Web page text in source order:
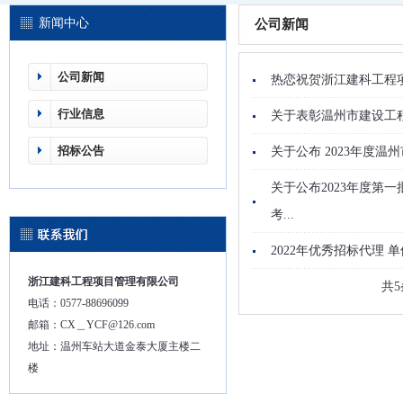
新闻中心
公司新闻
行业信息
招标公告
浙江建科工程项目管理有限公司
电话：0577-88696099
邮箱：CX＿YCF@126.com
地址：温州车站大道金泰大厦主楼二
楼
公司新闻
热恋祝贺浙江建科工程
关于表彰温州市建设工
关于公布 2023年度温
关于公布2023年度第
考...
2022年优秀招标代理
共